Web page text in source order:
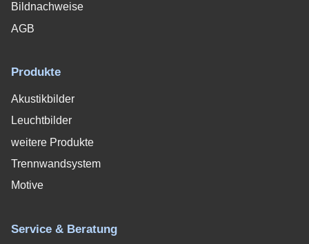
Bildnachweise
AGB
Produkte
Akustikbilder
Leuchtbilder
weitere Produkte
Trennwandsystem
Motive
Service & Beratung